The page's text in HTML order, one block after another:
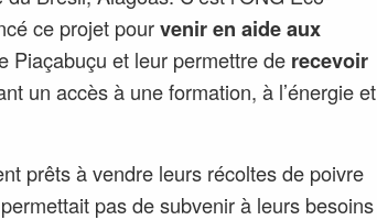
ce projet pourvenir en aide aux
Piaçabuçu et leur permettre de recevoir
un accès à une formation, à l’énergie et
prêts à vendre leurs récoltes de poivre
pas de subvenir à leurs besoins